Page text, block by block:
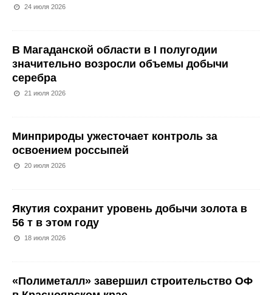
24 июля 2026
В Магаданской области в I полугодии
значительно возросли объемы добычи
серебра
21 июля 2026
Минприроды ужесточает контроль за
освоением россыпей
20 июля 2026
Якутия сохранит уровень добычи золота в
56 т в этом году
18 июля 2026
«Полиметалл» завершил строительство ОФ